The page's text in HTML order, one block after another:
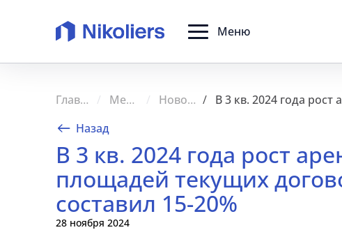
Меню
Главная Медиа Новости
Назад
В 3 кв. 2024 года рост
площадей текущих
составил 15-20%
28 ноября 2024